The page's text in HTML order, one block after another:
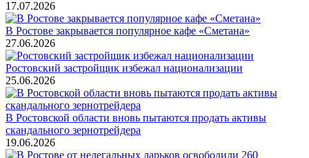
17.07.2026
В Ростове закрывается популярное кафе «Сметана»
27.06.2026
Ростовский застройщик избежал национализации
25.06.2026
В Ростовской области вновь пытаются продать активы
скандального зернотрейдера
19.06.2026